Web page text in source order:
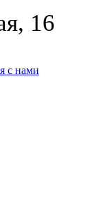
16
с нами